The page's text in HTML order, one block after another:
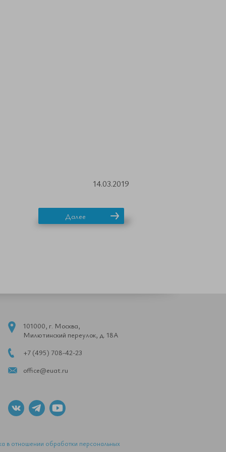
14.03.2019
Далее
101000, г. Москва,
Милютинский переулок, д. 18А
+7 (495) 708-42-23
office@euat.ru
в отношении обработки персональных